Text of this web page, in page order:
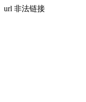
url 非法链接